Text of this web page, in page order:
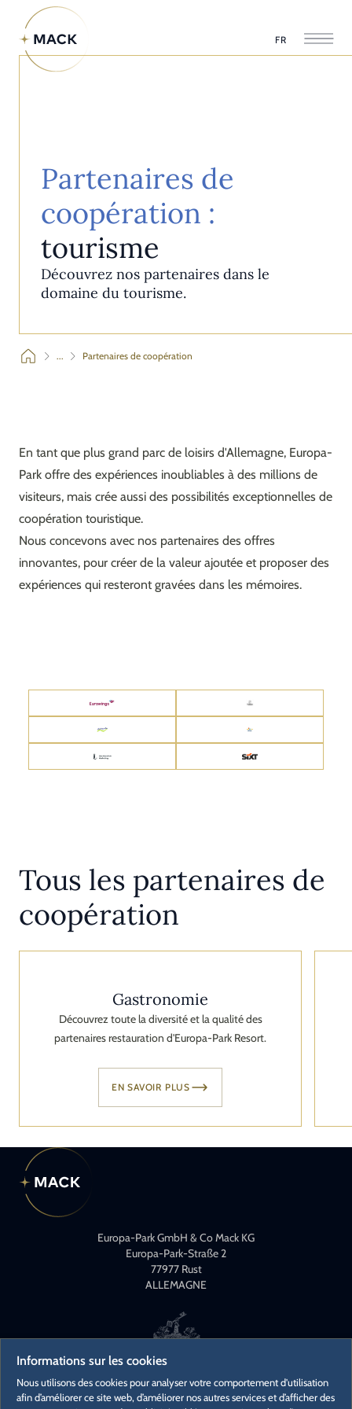
FR
Partenaires de
coopération :
tourisme
Découvrez nos partenaires dans le
domaine du tourisme.
... Partenaires de coopération
En tant que plus grand parc de loisirs d'Allemagne, Europa-
Park offre des expériences inoubliables à des millions de
visiteurs, mais crée aussi des possibilités exceptionnelles de
coopération touristique.
Nous concevons avec nos partenaires des offres
innovantes, pour créer de la valeur ajoutée et proposer des
expériences qui resteront gravées dans les mémoires.
Tous les partenaires de
coopération
Gastronomie
Découvrez toute la diversité et la qualité des
partenaires restauration d'Europa-Park Resort.
EN SAVOIR PLUS
Europa-Park GmbH & Co Mack KG
Europa-Park-Straße 2
77977 Rust
ALLEMAGNE
Informations sur les cookies
Nous utilisons des cookies pour analyser votre comportement d'utilisation
afin d’améliorer ce site web, d’améliorer nos autres services et d’afficher des